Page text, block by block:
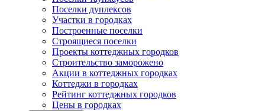
Поселки дуплексов
Участки в городках
Построенные поселки
Строящиеся поселки
Проекты коттеджных городков
Строительство заморожено
Акции в коттеджных городках
Коттеджи в городках
Рейтинг коттеджных городков
Цены в городках